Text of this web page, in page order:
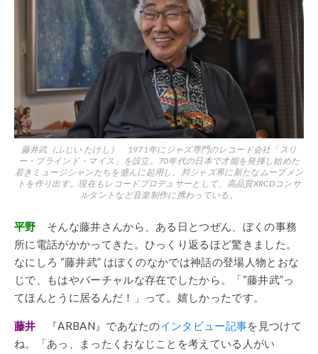
藤井武（ふじい たけし） 1971年にジャズ専門のレコード会社「スリ
ー・ブラインド・マイス」を設立。70年代の日本で才能を発揮し始めた
若きミュージシャンたちを盛んに起用し、邦ジャズ界に新たなムーブメン
トを作り出す。現在もレコードプロデュサーとして、高品質XRCDコンサ
ルタントなど音楽制作に携わっている。
平野 そんな藤井さんから、ある日とつぜん、ぼくの事務
所に電話がかかってきた。ひっくり返るほど驚きました。
なにしろ “藤井武” はぼくのなかでは神話の登場人物とおな
じで、もはやバーチャルな存在でしたから。「“藤井武”っ
てほんとうに居るんだ！」って。嬉しかったです。
藤井 『ARBAN』であなたのインタビュー記事を見つけて
ね。「あっ、まったくおなじことを考えている人がい